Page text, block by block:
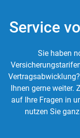
Service
Sie haben
Ihnen gerne weiter.
auf Ihre Fragen in
nutzen Sie